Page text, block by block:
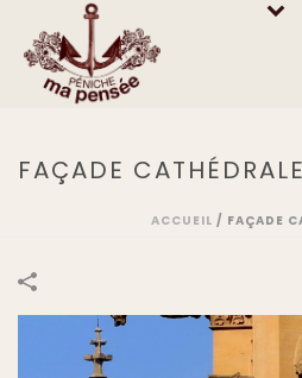
FAÇADE CATHÉDRALE
ACCUEIL / FAÇADE